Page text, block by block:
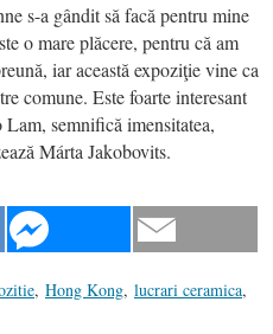
s-a gândit să facă pentru mine
o mare plăcere, pentru că am
iar această expoziţie vine ca
comune. Este foarte interesant
Lam, semnifică imensitatea,
Márta Jakobovits.
, Hong Kong, lucrari ceramica,